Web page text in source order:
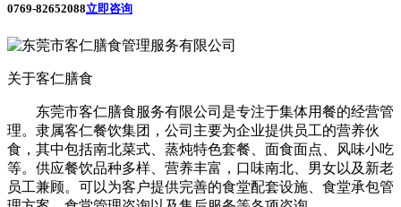
0769-82652088立即咨询
关于客仁膳食
东莞市客仁膳食服务有限公司是专注于集体用餐的经营管
理。隶属客仁餐饮集团，公司主要为企业提供员工的营养伙
食，其中包括南北菜式、蒸炖特色套餐、面食面点、风味小吃
等。供应餐饮品种多样、营养丰富，口味南北、男女以及新老
员工兼顾。可以为客户提供完善的食堂配套设施、食堂承包管